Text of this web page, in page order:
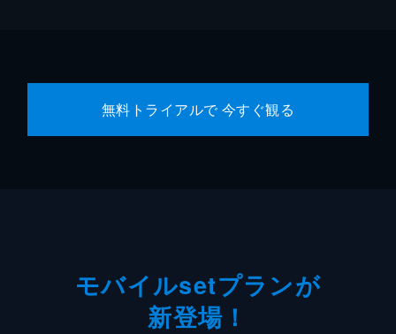
無料トライアルで 今すぐ観る
モバイルsetプランが
新登場！